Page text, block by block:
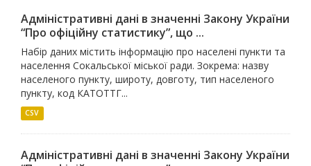
Адміністративні дані в значенні Закону України
“Про офіційну статистику”, що ...
Набір даних містить інформацію про населені пункти та
населення Сокальської міської ради. Зокрема: назву
населеного пункту, широту, довготу, тип населеного
пункту, код КАТОТТГ...
CSV
Адміністративні дані в значенні Закону України